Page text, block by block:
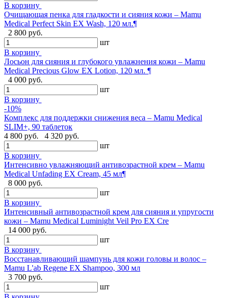
В корзину
Очищающая пенка для гладкости и сияния кожи – Mamu
Medical Perfect Skin EX Wash, 120 мл.¶
2 800 руб.
шт
В корзину
Лосьон для сияния и глубокого увлажнения кожи – Mamu
Medical Precious Glow EX Lotion, 120 мл. ¶
4 000 руб.
шт
В корзину
-10%
Комплекс для поддержки снижения веса – Mamu Medical
SLIM+, 90 таблеток
4 800 руб.
4 320 руб.
шт
В корзину
Интенсивно увлажняющий антивозрастной крем – Mamu
Medical Unfading EX Cream, 45 мл¶
8 000 руб.
шт
В корзину
Интенсивный антивозрастной крем для сияния и упругости
кожи – Mamu Medical Luminight Veil Pro EX Cre
14 000 руб.
шт
В корзину
Восстанавливающий шампунь для кожи головы и волос –
Mamu L'ab Regene EX Shampoo, 300 мл
3 700 руб.
шт